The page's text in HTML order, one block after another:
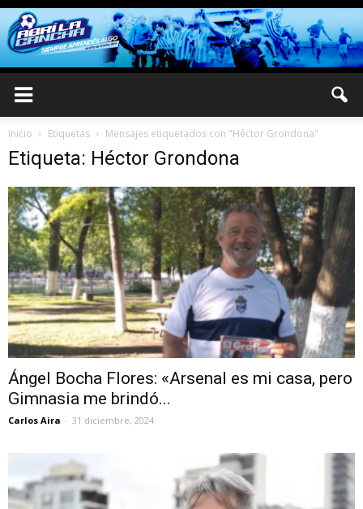
Inicio Etiquetas Mensajes etiquetados con "Héctor Grondona"
Etiqueta: Héctor Grondona
Ángel Bocha Flores: «Arsenal es mi casa, pero
Gimnasia me brindó...
Carlos Aira - 31 diciembre, 2024